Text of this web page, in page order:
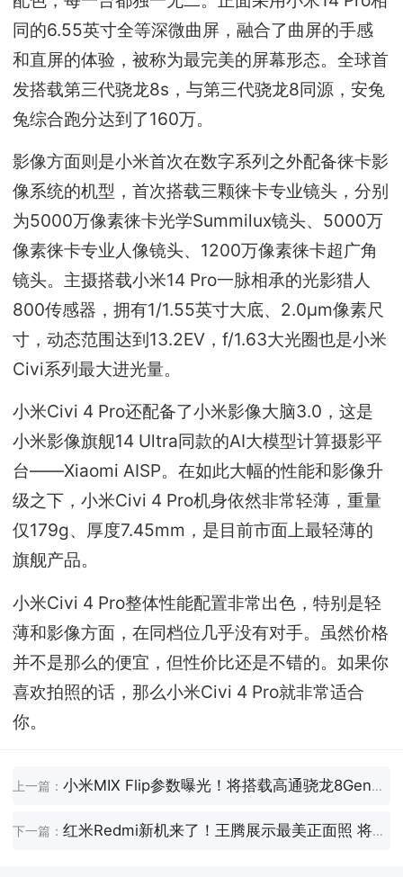
同的6.55英寸全等深微曲屏，融合了曲屏的手感
和直屏的体验，被称为最完美的屏幕形态。全球首
发搭载第三代骁龙8s，与第三代骁龙8同源，安兔
兔综合跑分达到了160万。
影像方面则是小米首次在数字系列之外配备徕卡影
像系统的机型，首次搭载三颗徕卡专业镜头，分别
为5000万像素徕卡光学Summilux镜头、5000万
像素徕卡专业人像镜头、1200万像素徕卡超广角
镜头。主摄搭载小米14 Pro一脉相承的光影猎人
800传感器，拥有1/1.55英寸大底、2.0μm像素尺
寸，动态范围达到13.2EV，f/1.63大光圈也是小米
Civi系列最大进光量。
小米Civi 4 Pro还配备了小米影像大脑3.0，这是
小米影像旗舰14 Ultra同款的AI大模型计算摄影平
台——Xiaomi AISP。在如此大幅的性能和影像升
级之下，小米Civi 4 Pro机身依然非常轻薄，重量
仅179g、厚度7.45mm，是目前市面上最轻薄的
旗舰产品。
小米Civi 4 Pro整体性能配置非常出色，特别是轻
薄和影像方面，在同档位几乎没有对手。虽然价格
并不是那么的便宜，但性价比还是不错的。如果你
喜欢拍照的话，那么小米Civi 4 Pro就非常适合
你。
上一篇：小米MIX Flip参数曝光！将搭载高通骁龙8Gen3处理器
下一篇：红米Redmi新机来了！王腾展示最美正面照 将于4月发布